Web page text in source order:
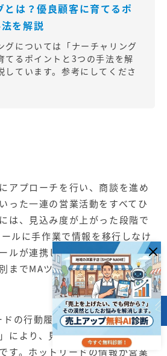
とは？優良顧客に育てるポ
を解説
グについては「ナーチャリング
てるポイントと3つの手法を解
しています。参考にしてくださ
アプローチを行い、商談を進め
った一連の営業活動をすべてひ
は、見込み度が上がった段階で
ルに手作業で情報を移行しなけ
ルが連携している場合、リード
までMAツールが自動で行いま
の行動履歴を数値化し評価する
により、見込み度の高いホット
す。ホットリードの情報が営業
目次